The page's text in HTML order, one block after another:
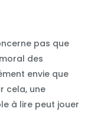
pas que
des
envie que
cela, une
à lire peut jouer